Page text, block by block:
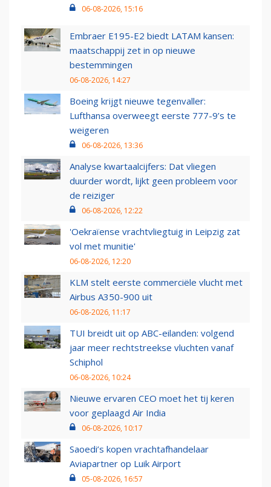
06-08-2026, 15:16
Embraer E195-E2 biedt LATAM kansen:
maatschappij zet in op nieuwe
bestemmingen
06-08-2026, 14:27
Boeing krijgt nieuwe tegenvaller:
Lufthansa overweegt eerste 777-9’s te
weigeren
06-08-2026, 13:36
Analyse kwartaalcijfers: Dat vliegen
duurder wordt, lijkt geen probleem voor
de reiziger
06-08-2026, 12:22
'Oekraïense vrachtvliegtuig in Leipzig zat
vol met munitie'
06-08-2026, 12:20
KLM stelt eerste commerciële vlucht met
Airbus A350-900 uit
06-08-2026, 11:17
TUI breidt uit op ABC-eilanden: volgend
jaar meer rechtstreekse vluchten vanaf
Schiphol
06-08-2026, 10:24
Nieuwe ervaren CEO moet het tij keren
voor geplaagd Air India
06-08-2026, 10:17
Saoedi’s kopen vrachtafhandelaar
Aviapartner op Luik Airport
05-08-2026, 16:57